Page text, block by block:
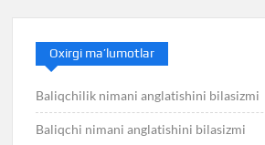
Oxirgi ma’lumotlar
Baliqchilik nimani anglatishini bilasizmi
Baliqchi nimani anglatishini bilasizmi